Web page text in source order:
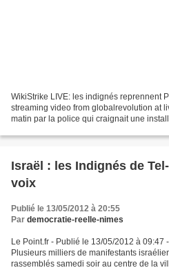
WikiStrike LIVE: les indignés reprennent
streaming video from globalrevolution at
matin par la police qui craignait une
Israël : les Indignés de
voix
Publié le 13/05/2012 à 20:55
Par democratie-reelle-nimes
Le Point.fr - Publié le 13/05/2012 à 09:47
Plusieurs milliers de manifestants
rassemblés samedi soir au centre de la